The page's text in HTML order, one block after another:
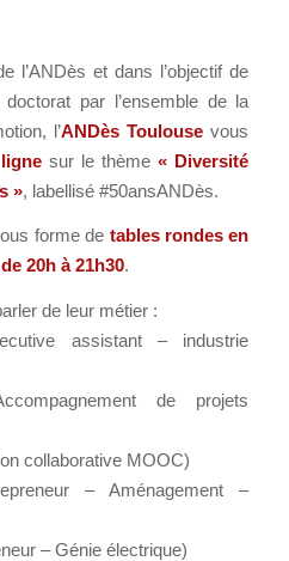
l’ANDès et dans l’objectif de
par l’ensemble de la
l’ANDès Toulouse vous
sur le thème« Diversité
», labellisé #50ansANDès.
forme de tables rondes en
20h à 21h30.
de leur métier :
assistant – industrie
de projets
collaborative MOOC)
– Aménagement –
– Génie électrique)